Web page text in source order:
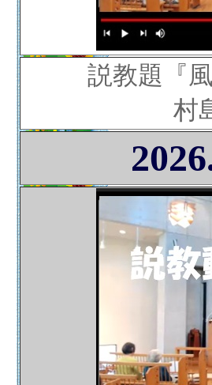
説教題『
村